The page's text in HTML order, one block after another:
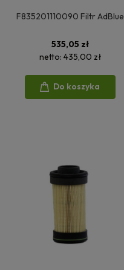
F835201110090 Filtr AdBlue
535,05 zł
netto: 435,00 zł
Do koszyka